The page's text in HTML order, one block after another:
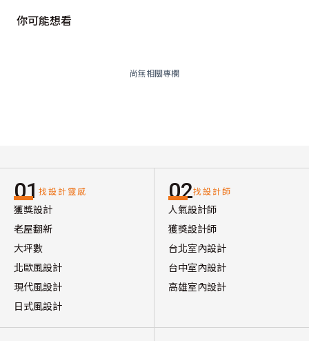
你可能想看
尚無相關專欄
01 找設計靈感
獲獎設計
老屋翻新
大坪數
北歐風設計
現代風設計
日式風設計
02找設計師
人氣設計師
獲獎設計師
台北室內設計
台中室內設計
高雄室內設計